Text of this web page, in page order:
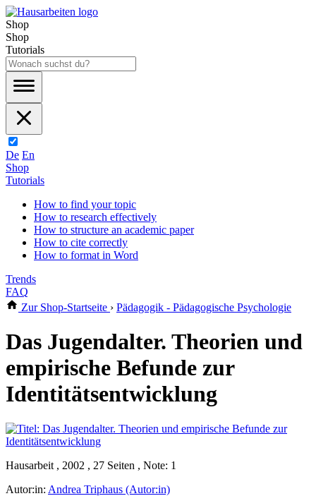
Shop
Shop
Tutorials
De En
Shop
Tutorials
How to find your topic
How to research effectively
How to structure an academic paper
How to cite correctly
How to format in Word
Trends
FAQ
Zur Shop-Startseite › Pädagogik - Pädagogische Psychologie
Das Jugendalter. Theorien und
empirische Befunde zur
Identitätsentwicklung
Hausarbeit , 2002 , 27 Seiten , Note: 1
Autor:in: Andrea Triphaus (Autor:in)